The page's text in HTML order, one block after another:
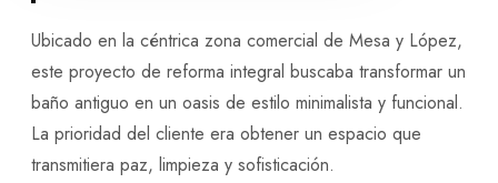
Ubicado en la céntrica zona comercial de Mesa y López,
este proyecto de reforma integral buscaba transformar un
baño antiguo en un oasis de estilo minimalista y funcional.
La prioridad del cliente era obtener un espacio que
transmitiera paz, limpieza y sofisticación.